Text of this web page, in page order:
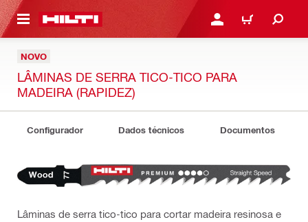
CONTENT ENTRAR OU REGISTAR
CARRINHO
NOVO
LÂMINAS DE SERRA TICO-TICO PARA
MADEIRA (RAPIDEZ)
Configurador Dados técnicos Documentos
Lâminas de serra tico-tico para cortar madeira resinosa e